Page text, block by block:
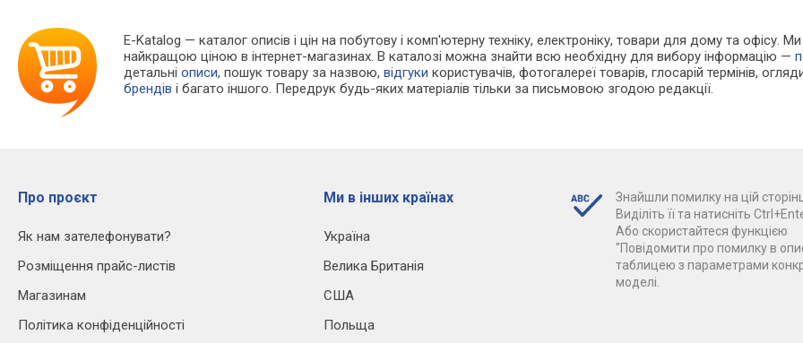
E-Katalog — каталог описів і цін на побутову і комп'ютерну техніку, електроніку, товари для дому та офісу.
найкращою ціною в інтернет-магазинах. В каталозі можна знайти всю необхідну для вибору інформацію —
детальніописи, пошук товару за назвою,відгуки користувачів, фотогалереї товарів, глосарій термінів,
брендів і багато іншого. Передрук будь-яких матеріалів тільки за письмовою згодою редакції.
Про проєкт
Як нам зателефонувати?
Розміщення прайс-листів
Магазинам
Політика конфіденційності
Ми в інших країнах
Україна
Велика Британія
США
Польща
Знайшли помилку на цій
Виділіть її та натисніть
Або скористайтеся функцією
"Повідомити про помилку в
таблицею з параметрами
моделі.